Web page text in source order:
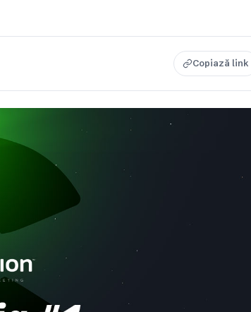
Copiază link